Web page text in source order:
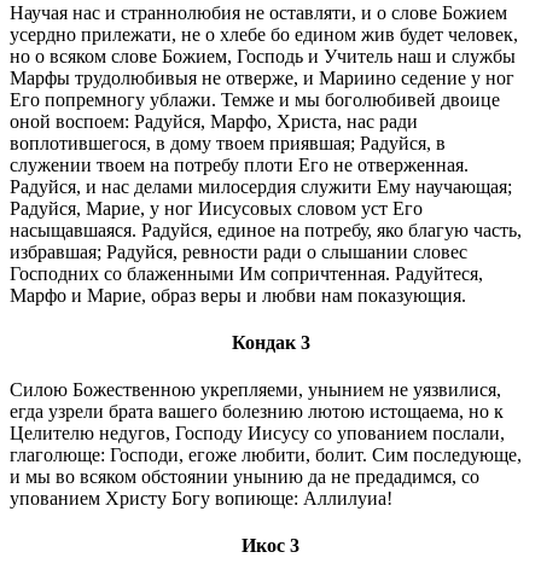
Научая нас и страннолюбия не оставляти, и о слове Божием
усердно прилежати, не о хлебе бо едином жив будет человек,
но о всяком слове Божием, Господь и Учитель наш и службы
Марфы трудолюбивыя не отверже, и Мариино седение у ног
Его попремногу ублажи. Темже и мы боголюбивей двоице
оной воспоем: Радуйся, Марфо, Христа, нас ради
воплотившегося, в дому твоем приявшая; Радуйся, в
служении твоем на потребу плоти Его не отверженная.
Радуйся, и нас делами милосердия служити Ему научающая;
Радуйся, Марие, у ног Иисусовых словом уст Его
насыщавшаяся. Радуйся, единое на потребу, яко благую часть,
избравшая; Радуйся, ревности ради о слышании словес
Господних со блаженными Им сопричтенная. Радуйтеся,
Марфо и Марие, образ веры и любви нам пoкaзующия.
Кондак 3
Силою Божественною укрепляеми, унынием не уязвилися,
егда узрели брата вашего болезнию лютою истощаема, но к
Целителю недугов, Господу Иисусу со упованием послали,
глаголюще: Господи, егоже любити, болит. Сим последующе,
и мы во всяком обстоянии унынию да не предадимся, со
упованием Христу Богу вопиюще: Аллилуиа!
Икос 3